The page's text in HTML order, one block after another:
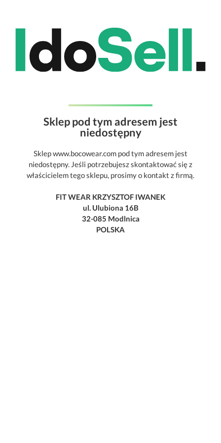
Sklep pod tym adresem jest
niedostępny
Sklep www.bocowear.com pod tym adresem jest
niedostępny. Jeśli potrzebujesz skontaktować się z
właścicielem tego sklepu, prosimy o kontakt z firmą.
FIT WEAR KRZYSZTOF IWANEK
ul. Ulubiona 16B
32-085 Modlnica
POLSKA